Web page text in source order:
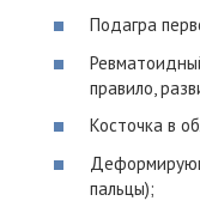
Подагра
правило,
Косточка в
пальцы);